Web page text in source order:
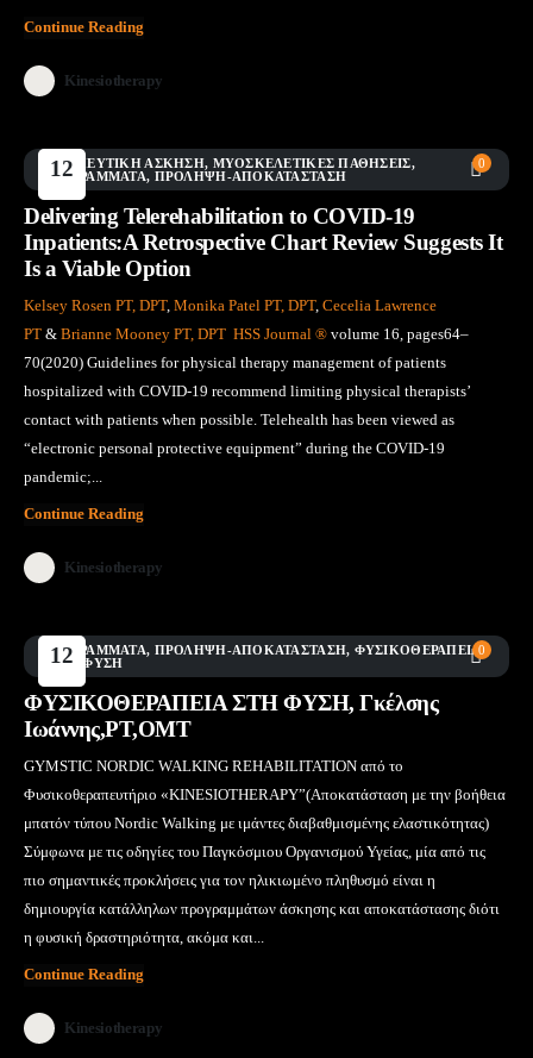
Continue Reading
Kinesiotherapy
12 0
ΘΕΡΑΠΕΥΤΙΚΉ ΆΣΚΗΣΗ, ΜΥΟΣΚΕΛΕΤΙΚΈΣ ΠΑΘΉΣΕΙΣ,
ΠΡΟΓΡΆΜΜΑΤΑ, ΠΡΌΛΗΨΗ-ΑΠΟΚΑΤΆΣΤΑΣΗ
Delivering Telerehabilitation to COVID-19
Inpatients:A Retrospective Chart Review Suggests It
Is a Viable Option
Kelsey Rosen PT, DPT, Monika Patel PT, DPT, Cecelia Lawrence
PT & Brianne Mooney PT, DPT HSS Journal ® volume 16, pages64–
70(2020) Guidelines for physical therapy management of patients
hospitalized with COVID-19 recommend limiting physical therapists’
contact with patients when possible. Telehealth has been viewed as
“electronic personal protective equipment” during the COVID-19
pandemic;...
Continue Reading
Kinesiotherapy
12 0
ΠΡΟΓΡΆΜΜΑΤΑ, ΠΡΌΛΗΨΗ-ΑΠΟΚΑΤΆΣΤΑΣΗ, ΦΥΣΙΚΟΘΕΡΑΠΕΊΑ
ΣΤΗΝ ΦΎΣΗ
ΦΥΣΙΚΟΘΕΡΑΠΕΙΑ ΣΤΗ ΦΥΣΗ, Γκέλσης
Ιωάννης,PT,OMT
GYMSTIC NORDIC WALKING REHABILITATIOΝ από το
Φυσικοθεραπευτήριο «KINESIOTHERAPY”(Αποκατάσταση με την βοήθεια
μπατόν τύπου Nordic Walking με ιμάντες διαβαθμισμένης ελαστικότητας)
Σύμφωνα με τις οδηγίες του Παγκόσμιου Οργανισμού Υγείας, μία από τις
πιο σημαντικές προκλήσεις για τον ηλικιωμένο πληθυσμό είναι η
δημιουργία κατάλληλων προγραμμάτων άσκησης και αποκατάστασης διότι
η φυσική δραστηριότητα, ακόμα και...
Continue Reading
Kinesiotherapy